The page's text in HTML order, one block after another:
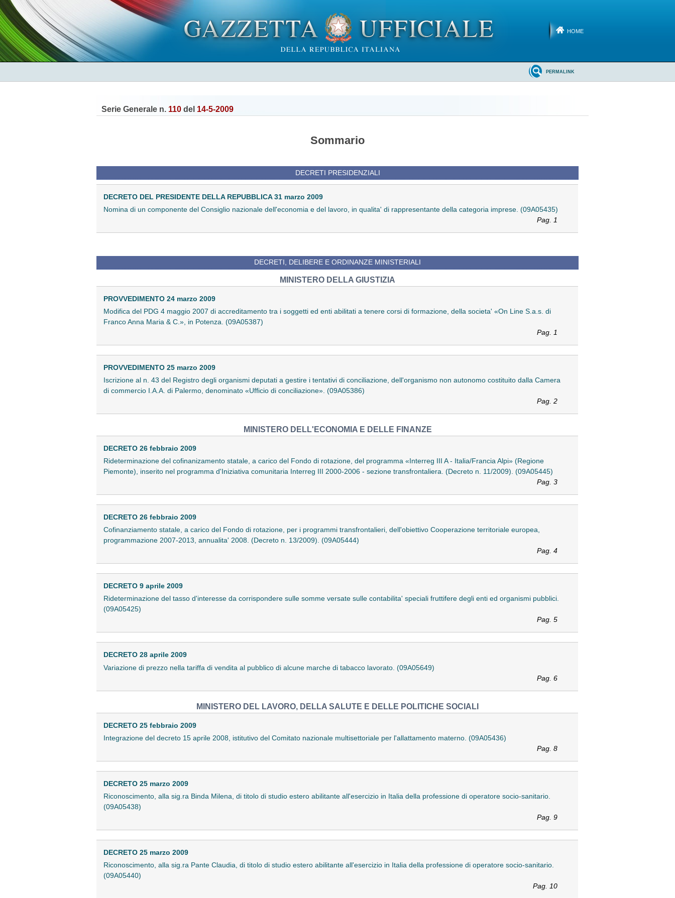
HOME
PERMALINK
Serie Generale n. 110 del 14-5-2009
Sommario
DECRETI PRESIDENZIALI
DECRETO DEL PRESIDENTE DELLA REPUBBLICA 31 marzo 2009
Nomina di un componente del Consiglio nazionale dell'economia e del lavoro, in qualita' di rappresentante della categoria imprese. (09A05435)
Pag. 1
DECRETI, DELIBERE E ORDINANZE MINISTERIALI
MINISTERO DELLA GIUSTIZIA
PROVVEDIMENTO 24 marzo 2009
Modifica del PDG 4 maggio 2007 di accreditamento tra i soggetti ed enti abilitati a tenere corsi di formazione, della societa' «On Line S.a.s. di
Franco Anna Maria & C.», in Potenza. (09A05387)
Pag. 1
PROVVEDIMENTO 25 marzo 2009
Iscrizione al n. 43 del Registro degli organismi deputati a gestire i tentativi di conciliazione, dell'organismo non autonomo costituito dalla Camera
di commercio I.A.A. di Palermo, denominato «Ufficio di conciliazione». (09A05386)
Pag. 2
MINISTERO DELL'ECONOMIA E DELLE FINANZE
DECRETO 26 febbraio 2009
Rideterminazione del cofinanizamento statale, a carico del Fondo di rotazione, del programma «Interreg III A - Italia/Francia Alpi» (Regione
Piemonte), inserito nel programma d'Iniziativa comunitaria Interreg III 2000-2006 - sezione transfrontaliera. (Decreto n. 11/2009). (09A05445)
Pag. 3
DECRETO 26 febbraio 2009
Cofinanziamento statale, a carico del Fondo di rotazione, per i programmi transfrontalieri, dell'obiettivo Cooperazione territoriale europea,
programmazione 2007-2013, annualita' 2008. (Decreto n. 13/2009). (09A05444)
Pag. 4
DECRETO 9 aprile 2009
Rideterminazione del tasso d'interesse da corrispondere sulle somme versate sulle contabilita' speciali fruttifere degli enti ed organismi pubblici.
(09A05425)
Pag. 5
DECRETO 28 aprile 2009
Variazione di prezzo nella tariffa di vendita al pubblico di alcune marche di tabacco lavorato. (09A05649)
Pag. 6
MINISTERO DEL LAVORO, DELLA SALUTE E DELLE POLITICHE SOCIALI
DECRETO 25 febbraio 2009
Integrazione del decreto 15 aprile 2008, istitutivo del Comitato nazionale multisettoriale per l'allattamento materno. (09A05436)
Pag. 8
DECRETO 25 marzo 2009
Riconoscimento, alla sig.ra Binda Milena, di titolo di studio estero abilitante all'esercizio in Italia della professione di operatore socio-sanitario.
(09A05438)
Pag. 9
DECRETO 25 marzo 2009
Riconoscimento, alla sig.ra Pante Claudia, di titolo di studio estero abilitante all'esercizio in Italia della professione di operatore socio-sanitario.
(09A05440)
Pag. 10